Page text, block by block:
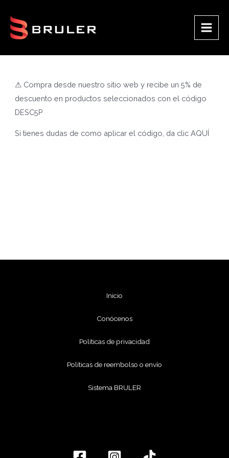
contenido
Main
⚠ Compra desde nuestro sitio web y recibe un 5% de
descuento en productos seleccionados con el código
DESC5P
Si tienes dudas de como aplicar el código, da clicAQUÍ
Inicio
Conócenos
Políticas de privacidad
Políticas de reembolso o envío
Sistema BRULER